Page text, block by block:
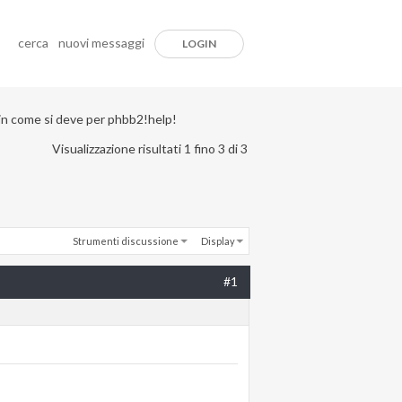
cerca nuovi messaggi LOGIN
come si deve per phbb2!help!
Visualizzazione risultati 1 fino 3 di 3
Strumenti discussione Display
#1